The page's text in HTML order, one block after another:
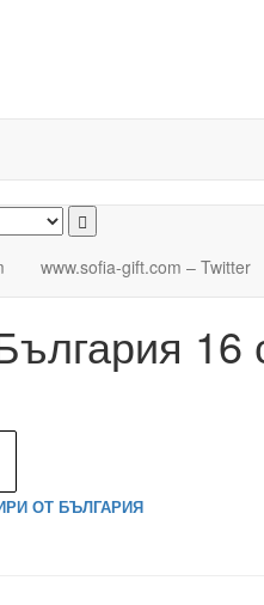
www.sofia-gift.com – Twitter
16
ОТ БЪЛГАРИЯ